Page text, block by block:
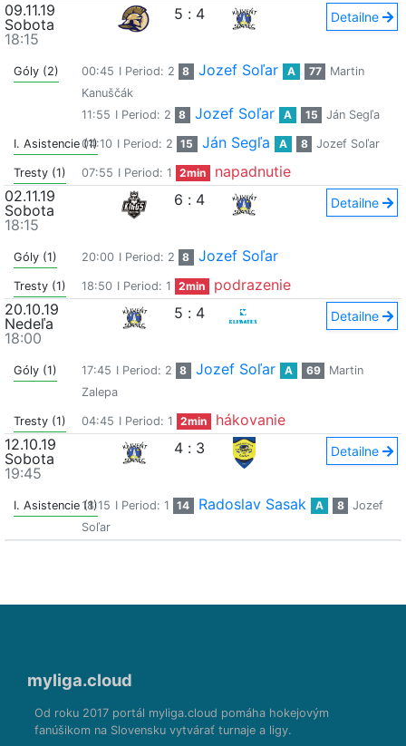
09.11.19
Sobota
18:15
5 : 4 Detailne
Góly (2) 00:45 I Period: 2 8 Jozef Soľar A 77
Martin
Kanuščák
11:55 I Period: 2 8 Jozef Soľar A 15 Ján Segľa
I. Asistencie (1)04:10 I Period: 2 15 Ján Segľa A 8 Jozef Soľar
Tresty (1) 07:55 I Period: 1 2min
napadnutie
02.11.19
Sobota
18:15
6 : 4 Detailne
Góly (1) 20:00 I Period: 2 8 Jozef Soľar
Tresty (1) 18:50 I Period: 1 2min
podrazenie
20.10.19
Nedeľa
18:00
5 : 4 Detailne
Góly (1) 17:45 I Period: 2 8 Jozef Soľar A 69
Martin
Zalepa
Tresty (1) 04:45 I Period: 1 2min
hákovanie
12.10.19
Sobota
19:45
4 : 3 Detailne
I. Asistencie (1)18:15 I Period: 1 14 Radoslav Sasak A 8
Jozef
Soľar
myliga.cloud
Od roku 2017 portál myliga.cloud pomáha hokejovým
fanúšikom na Slovensku vytvárať turnaje a ligy.